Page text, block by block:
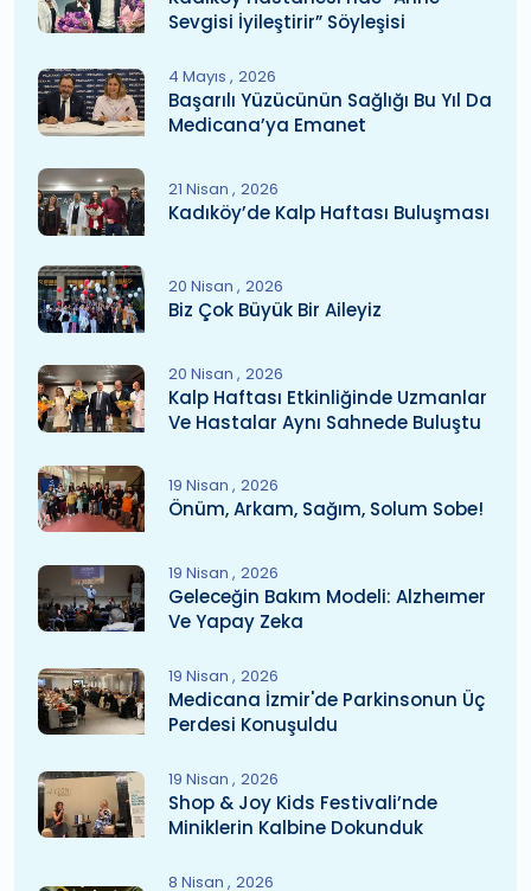
Sevgisi İyileştirir” Söyleşisi
4 Mayıs 2026
Başarılı Yüzücünün Sağlığı Bu Yıl Da
Medicana’ya Emanet
21 Nisan 2026
Kadıköy’de Kalp Haftası Buluşması
20 Nisan 2026
Biz Çok Büyük Bir Aileyiz
20 Nisan 2026
Kalp Haftası Etkinliğinde Uzmanlar
Ve Hastalar Aynı Sahnede Buluştu
19 Nisan 2026
Önüm, Arkam, Sağım, Solum Sobe!
19 Nisan 2026
Geleceğin Bakım Modeli: Alzheımer
Ve Yapay Zeka
19 Nisan 2026
Medicana İzmir'de Parkinsonun Üç
Perdesi Konuşuldu
19 Nisan 2026
Shop & Joy Kids Festivali’nde
Miniklerin Kalbine Dokunduk
8 Nisan 2026